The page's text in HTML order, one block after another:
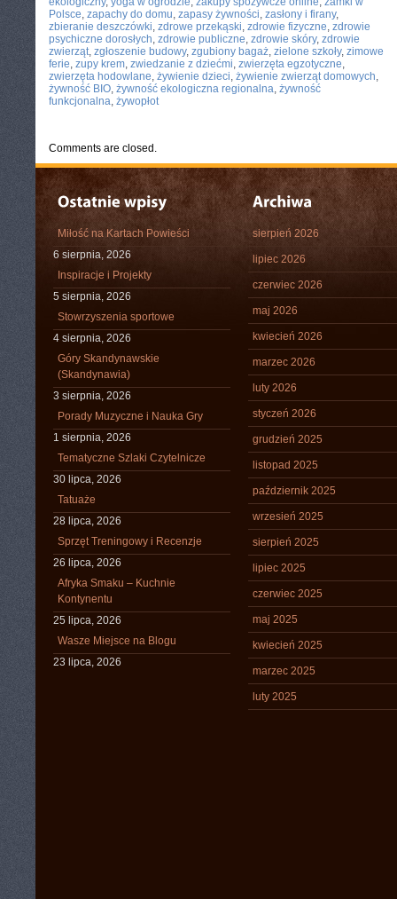
Polsce, zapachy do domu, zapasy żywności, zasłony i firany,
zbieranie deszczówki, zdrowe przekąski, zdrowie fizyczne, zdrowie
psychiczne dorosłych, zdrowie publiczne, zdrowie skóry, zdrowie
zwierząt, zgłoszenie budowy, zgubiony bagaż, zielone szkoły, zimowe
ferie, zupy krem, zwiedzanie z dziećmi, zwierzęta egzotyczne,
zwierzęta hodowlane, żywienie dzieci, żywienie zwierząt domowych,
żywność BIO, żywność ekologiczna regionalna, żywność
funkcjonalna, żywopłot
Comments are closed.
Miłość na Kartach Powieści
6 sierpnia, 2026
Inspiracje i Projekty
5 sierpnia, 2026
Stowrzyszenia sportowe
4 sierpnia, 2026
Góry Skandynawskie
(Skandynawia)
3 sierpnia, 2026
Porady Muzyczne i Nauka Gry
1 sierpnia, 2026
Tematyczne Szlaki Czytelnicze
30 lipca, 2026
Tatuaże
28 lipca, 2026
Sprzęt Treningowy i Recenzje
26 lipca, 2026
Afryka Smaku – Kuchnie
Kontynentu
25 lipca, 2026
Wasze Miejsce na Blogu
23 lipca, 2026
sierpień 2026
lipiec 2026
czerwiec 2026
maj 2026
kwiecień 2026
marzec 2026
luty 2026
styczeń 2026
grudzień 2025
listopad 2025
październik 2025
wrzesień 2025
sierpień 2025
lipiec 2025
czerwiec 2025
maj 2025
kwiecień 2025
marzec 2025
luty 2025